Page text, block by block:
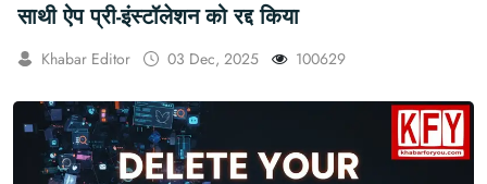
साथी ऐप प्री-इंस्टॉलेशन को रद्द किया
Khabar Editor 03 Dec, 2025 100629